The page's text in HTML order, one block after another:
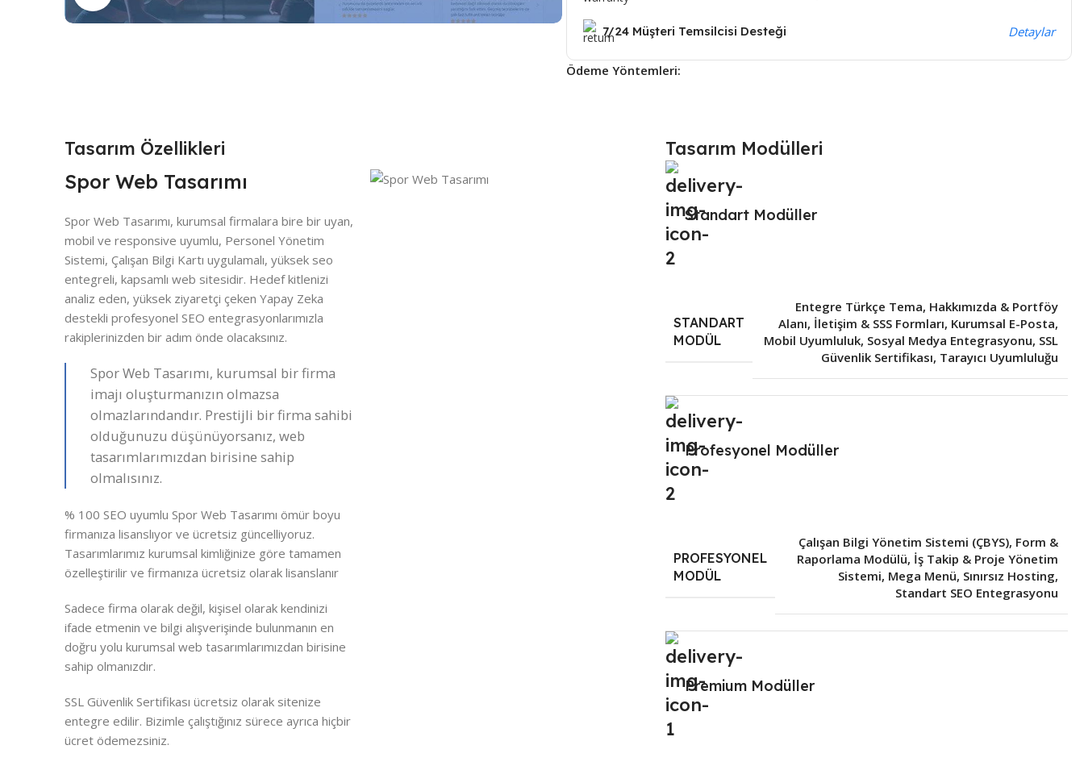
7/24 Müşteri Temsilcisi Desteği Detaylar
Ödeme Yöntemleri:
Tasarım Özellikleri
Spor Web Tasarımı
Spor Web Tasarımı, kurumsal firmalara bire bir uyan,
mobil ve responsive uyumlu, Personel Yönetim
Sistemi, Çalışan Bilgi Kartı uygulamalı, yüksek seo
entegreli, kapsamlı web sitesidir. Hedef kitlenizi
analiz eden, yüksek ziyaretçi çeken Yapay Zeka
destekli profesyonel SEO entegrasyonlarımızla
rakiplerinizden bir adım önde olacaksınız.
Spor Web Tasarımı, kurumsal bir firma
imajı oluşturmanızın olmazsa
olmazlarındandır. Prestijli bir firma sahibi
olduğunuzu düşünüyorsanız, web
tasarımlarımızdan birisine sahip
olmalısınız.
% 100 SEO uyumlu Spor Web Tasarımı ömür boyu
firmanıza lisanslıyor ve ücretsiz güncelliyoruz.
Tasarımlarımız kurumsal kimliğinize göre tamamen
özelleştirilir ve firmanıza ücretsiz olarak lisanslanır
Sadece firma olarak değil, kişisel olarak kendinizi
ifade etmenin ve bilgi alışverişinde bulunmanın en
doğru yolu kurumsal web tasarımlarımızdan birisine
sahip olmanızdır.
SSL Güvenlik Sertifikası ücretsiz olarak sitenize
entegre edilir. Bizimle çalıştığınız sürece ayrıca hiçbir
ücret ödemezsiniz.
Tasarım Modülleri
Standart Modüller
STANDART
MODÜL
Entegre Türkçe Tema, Hakkımızda & Portföy
Alanı, İletişim & SSS Formları, Kurumsal E-Posta,
Mobil Uyumluluk, Sosyal Medya Entegrasyonu, SSL
Güvenlik Sertifikası, Tarayıcı Uyumluluğu
Profesyonel Modüller
PROFESYONEL
MODÜL
Çalışan Bilgi Yönetim Sistemi (ÇBYS), Form &
Raporlama Modülü, İş Takip & Proje Yönetim
Sistemi, Mega Menü, Sınırsız Hosting,
Standart SEO Entegrasyonu
Premium Modüller